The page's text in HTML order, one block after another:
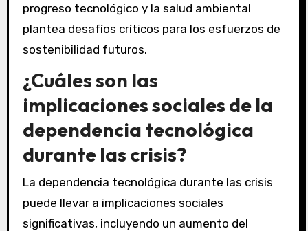
progreso tecnológico y la salud ambiental
plantea desafíos críticos para los esfuerzos de
sostenibilidad futuros.
¿Cuáles son las
implicaciones sociales de la
dependencia tecnológica
durante las crisis?
La dependencia tecnológica durante las crisis
puede llevar a implicaciones sociales
significativas, incluyendo un aumento del